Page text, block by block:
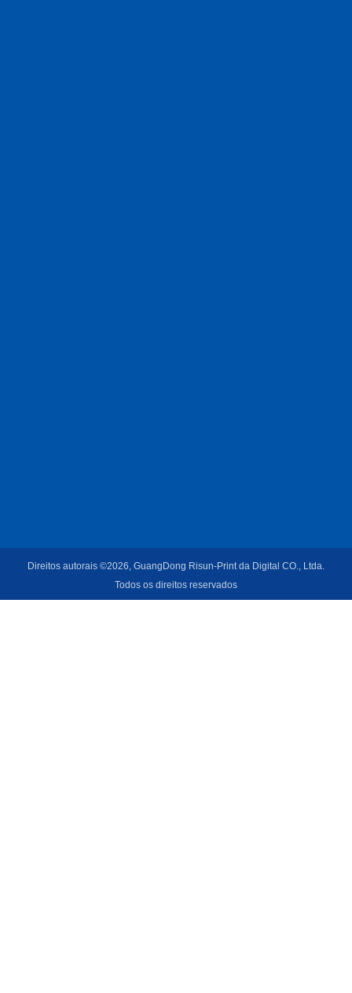
Direitos autorais ©2026, GuangDong Risun-Print da Digital CO., Ltda.
Todos os direitos reservados